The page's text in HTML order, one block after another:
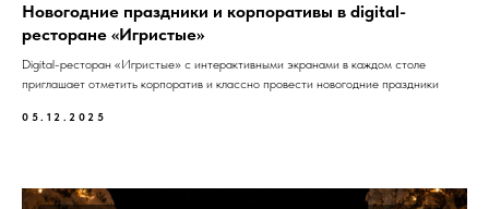
Новогодние праздники и корпоративы в digital-
ресторанe «Игристые»
Digital-ресторан «Игристые» с интерактивными экранами в каждом столе
приглашает отметить корпоратив и классно провести новогодние праздники
05.12.2025